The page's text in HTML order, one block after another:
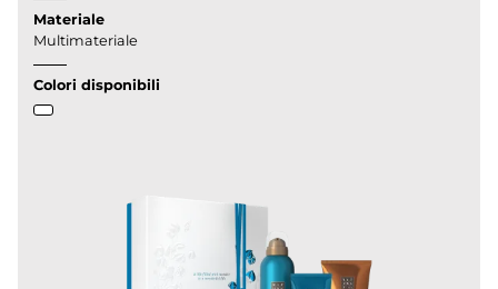
Materiale
Multimateriale
Colori disponibili